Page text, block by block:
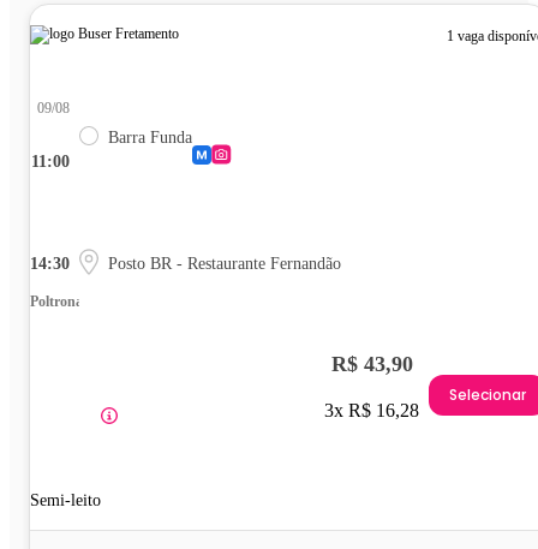
1 vaga
11:00
09/08
Barra Funda
14:30 Posto BR - Restaurante Fernandão
Poltrona
Semi-leito
R$ 43,90
3x R$ 16,28
Selecionar